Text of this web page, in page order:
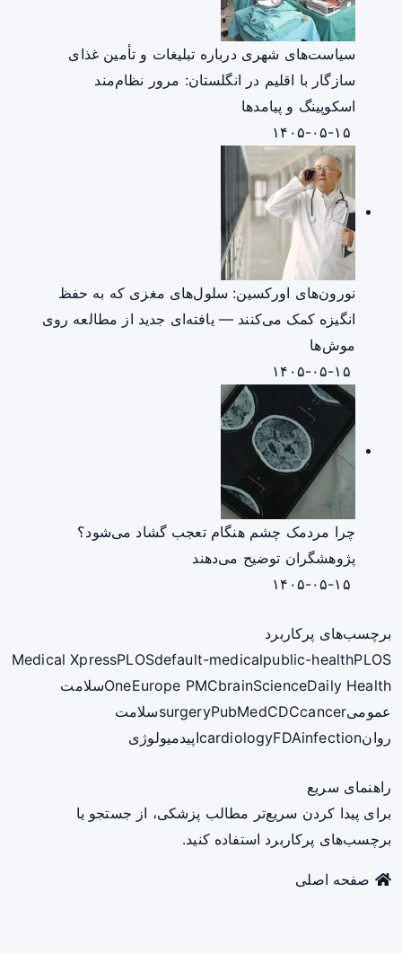
سیاست‌های شهری درباره تبلیغات و تأمین غذای
سازگار با اقلیم در انگلستان: مرور نظام‌مند
اسکوپینگ و پیامدها
نورون‌های اورکسین: سلول‌های مغزی که به حفظ
انگیزه کمک می‌کنند — یافته‌ای جدید از مطالعه روی
موش‌ها
چرا مردمک چشم هنگام تعجب گشاد می‌شود؟
پژوهشگران توضیح می‌دهند
برچسب‌های پرکاربرد
Medical XpressPLOSdefault-medicalpublic-healthPLOS
OneEurope PMCbrainScienceDaily Health
سلامت
عمومی
surgeryPubMedCDCcancer
سلامت
روان
cardiologyFDAinfection اپیدمیولوژی
راهنمای سریع
برای پیدا کردن سریع‌تر مطالب پزشکی، از جستجو یا
برچسب‌های پرکاربرد استفاده کنید.
صفحه اصلی